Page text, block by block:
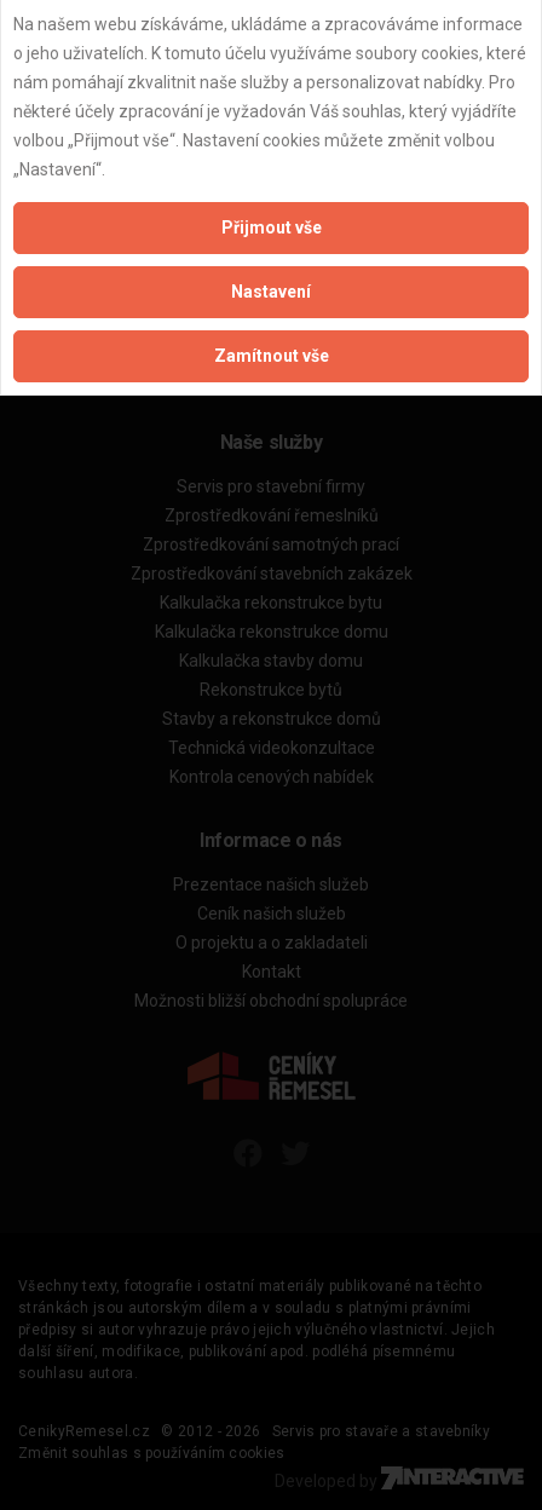
Naše firmy a řemeslníci
Zpracování a ochrana osobních údajů
Zásady pro používání souborů cookie
Obchodní podmínky (zprostředkování)
Obchodní podmínky (rozpočtování)
Reference
Naše excelové tabulky online
Naše služby
Servis pro stavební firmy
Zprostředkování řemeslníků
Zprostředkování samotných prací
Zprostředkování stavebních zakázek
Kalkulačka rekonstrukce bytu
Kalkulačka rekonstrukce domu
Kalkulačka stavby domu
Rekonstrukce bytů
Stavby a rekonstrukce domů
Technická videokonzultace
Kontrola cenových nabídek
Informace o nás
Prezentace našich služeb
Ceník našich služeb
O projektu a o zakladateli
Kontakt
Možnosti bližší obchodní spolupráce
Všechny texty, fotografie i ostatní materiály publikované na těchto
stránkách jsou autorským dílem a v souladu s platnými právními
předpisy si autor vyhrazuje právo jejich výlučného vlastnictví. Jejich
další šíření, modifikace, publikování apod. podléhá písemnému
souhlasu autora.
CenikyRemesel.cz © 2012 - 2026
Servis pro stavaře a stavebníky
Změnit souhlas s používáním cookies
Developed by
Na našem webu získáváme, ukládáme a zpracováváme informace
o jeho uživatelích. K tomuto účelu využíváme soubory cookies, které
nám pomáhají zkvalitnit naše služby a personalizovat nabídky. Pro
některé účely zpracování je vyžadován Váš souhlas, který vyjádříte
volbou „Přijmout vše“. Nastavení cookies můžete změnit volbou
„Nastavení“.
Přijmout vše
Nastavení
Zamítnout vše